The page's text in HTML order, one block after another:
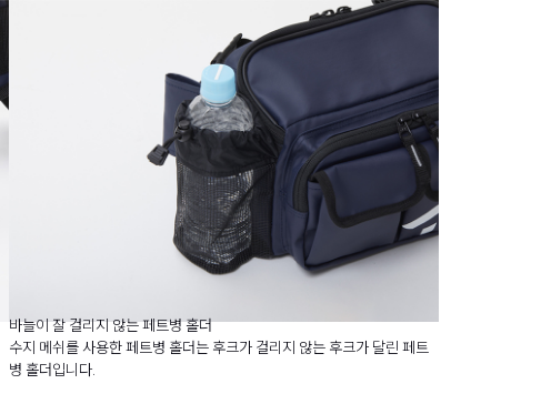
바늘이 잘 걸리지 않는 페트병 홀더
수지 메쉬를 사용한 페트병 홀더는 후크가 걸리지 않는 후크가 달린 페트
병 홀더입니다.